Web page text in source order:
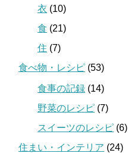
衣 (10)
食 (21)
住 (7)
食べ物・レシピ (53)
食事の記録 (14)
野菜のレシピ (7)
スイーツのレシピ (6)
住まい・インテリア (24)